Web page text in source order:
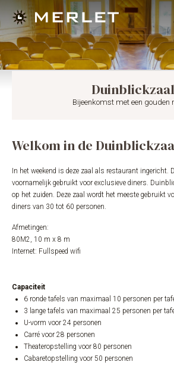
Duinblickzaal
Bijeenkomst met een gouden
Welkom in de
In het weekend is deze zaal als restaurant ingericht.
voornamelijk gebruikt voor exclusieve diners.
op het zuiden. Deze zaal wordt het meeste gebruikt
diners van 30 tot 60 personen.
Afmetingen:
80M2, 10 m x 8 m
Internet: Fullspeed wifi
Capaciteit
6 ronde tafels van maximaal 10 personen per
3 lange tafels van maximaal 25 personen per
U-vorm voor 24 personen
Carré voor 28 personen
Theateropstelling voor 80 personen
Cabaretopstelling voor 50 personen